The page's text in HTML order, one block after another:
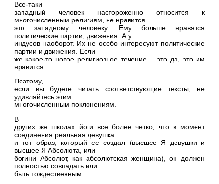
Все-таки
западный человек настороженно относится к
многочисленным религиям, не нравится
это западному человеку. Ему больше нравятся
политические партии, движения. А у
индусов наоборот. Их не особо интересуют политические
партии и движения. Если
же какое-то новое религиозное течение – это да, это им
нравится.
Поэтому,
если вы будете читать соответствующие тексты, не
удивляйтесь этим
многочисленным поклонениям.
В
других же школах йоги все более четко, что в момент
соединения реальная девушка
и тот образ, который ее создал (высшее Я девушки и
высшее Я Абсолюта, или
богини Абсолют, как абсолютская женщина), он должен
полностью совпадать или
быть тождественным.